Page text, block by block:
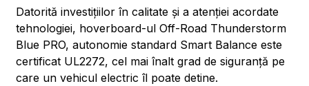
Datorită investițiilor în calitate și a atenției acordate
tehnologiei, hoverboard-ul Off-Road Thunderstorm
Blue PRO, autonomie standard Smart Balance este
certificat UL2272, cel mai înalt grad de siguranță pe
care un vehicul electric îl poate detine.